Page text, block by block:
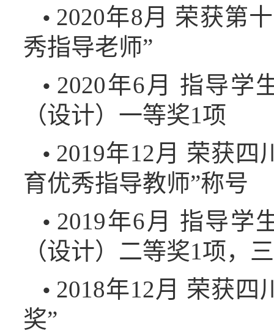
• 2020年8月 荣获第
秀指导老师”
• 2020年6月 指导学
（设计）一等奖1项
• 2019年12月 荣获四
育优秀指导教师”称号
• 2019年6月 指导学
（设计）二等奖1项，
• 2018年12月 荣获四
奖”